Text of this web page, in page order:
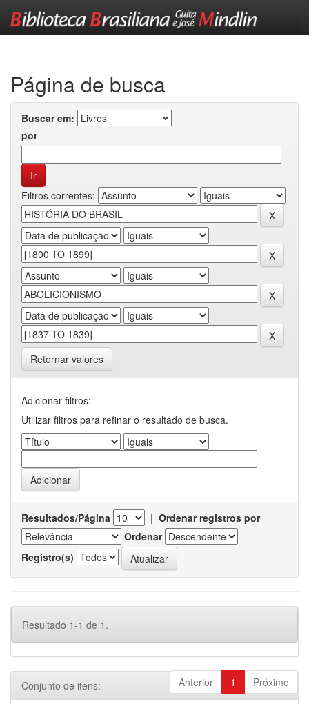
Página de busca
Buscar em:
por
Filtros correntes:
Retornar valores
Adicionar filtros:
Utilizar filtros para refinar o resultado de busca.
Resultados/Página | Ordenar registros por
Ordenar
Registro(s)
Resultado 1-1 de 1.
Anterior 1 Próximo
Conjunto de itens: